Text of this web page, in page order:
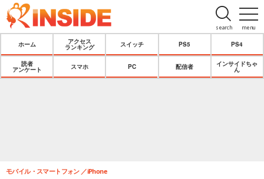
menu
search
ホーム
アクセス
ランキング
スイッチ PS5 PS4
読者
アンケート
スマホ PC 配信者
インサイドちゃ
ん
モバイル・スマートフォン iPhone